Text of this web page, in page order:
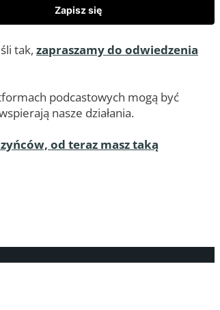
Zapisz się
tak, zapraszamy do odwiedzenia
podcastowych mogą być
nasze działania.
od teraz masz taką